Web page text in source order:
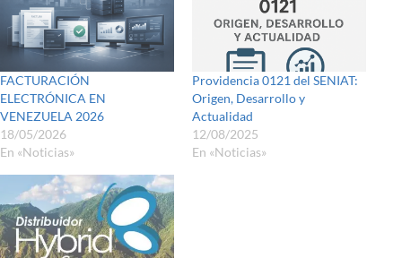
FACTURACIÓN
ELECTRÓNICA EN
VENEZUELA 2026
18/05/2026
En «Noticias»
Providencia 0121 del SENIAT:
Origen, Desarrollo y
Actualidad
12/08/2025
En «Noticias»